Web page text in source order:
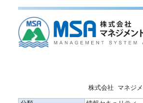
株式会社 マネジ